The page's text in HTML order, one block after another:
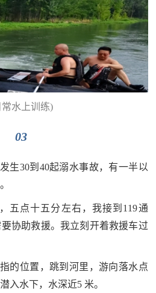
常水上训练)
03
生30到40起溺水事故，有一半以
五点十五分左右，我接到119通
协助救援。我立刻开着救援车过
的位置，跳到河里，游向落水点
入水下，水深近5 米。